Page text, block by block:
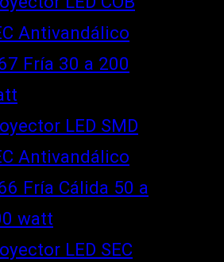
Antivandálico
Fría 30 a 200
LED SMD
Antivandálico
Fría Cálida 50 a
watt
LED SEC